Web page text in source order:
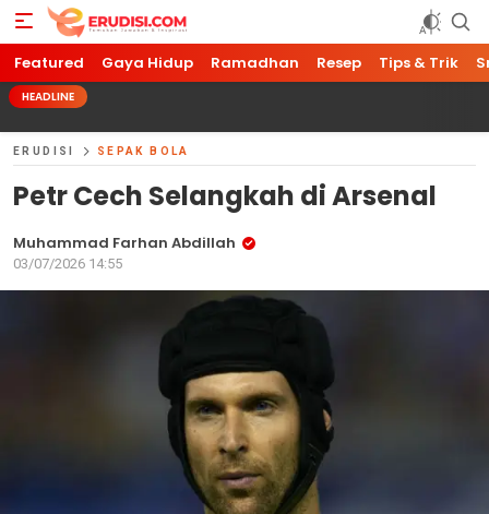
Featured Gaya Hidup Ramadhan Resep Tips & Trik
HEADLINE
ERUDISI SEPAK BOLA
Petr Cech Selangkah di Arsenal
Muhammad Farhan Abdillah
03/07/2026 14:55